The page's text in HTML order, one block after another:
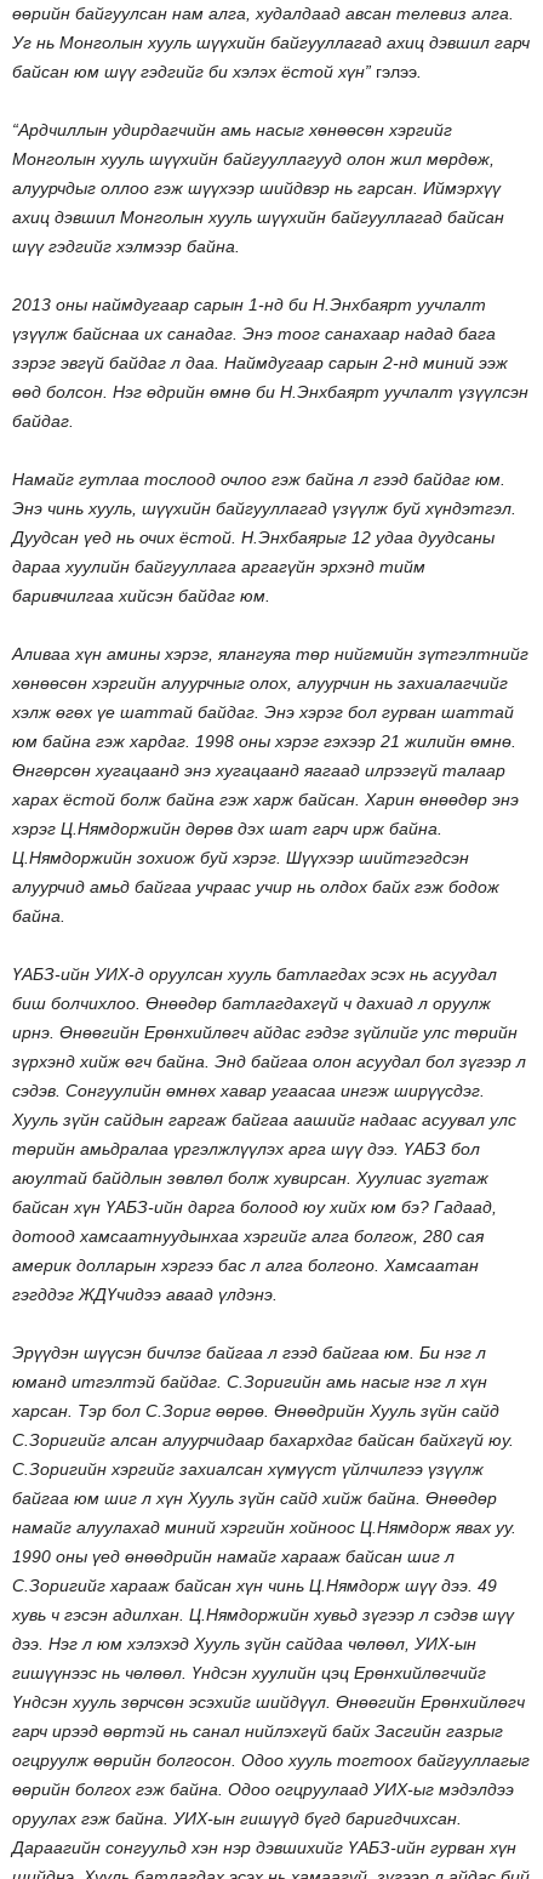
өөрийн байгуулсан нам алга, худалдаад авсан телевиз алга.
Уг нь Монголын хууль шүүхийн байгууллагад ахиц дэвшил гарч
байсан юм шүү гэдгийг би хэлэх ёстой хүн” гэлээ.
“Ардчиллын удирдагчийн амь насыг хөнөөсөн хэргийг
Монголын хууль шүүхийн байгууллагууд олон жил мөрдөж,
алуурчдыг оллоо гэж шүүхээр шийдвэр нь гарсан. Иймэрхүү
ахиц дэвшил Монголын хууль шүүхийн байгууллагад байсан
шүү гэдгийг хэлмээр байна.
2013 оны наймдугаар сарын 1-нд би Н.Энхбаярт уучлалт
үзүүлж байснаа их санадаг. Энэ тоог санахаар надад бага
зэрэг эвгүй байдаг л даа. Наймдугаар сарын 2-нд миний ээж
өөд болсон. Нэг өдрийн өмнө би Н.Энхбаярт уучлалт үзүүлсэн
байдаг.
Намайг гутлаа тослоод очлоо гэж байна л гээд байдаг юм.
Энэ чинь хууль, шүүхийн байгууллагад үзүүлж буй хүндэтгэл.
Дуудсан үед нь очих ёстой. Н.Энхбаярыг 12 удаа дуудсаны
дараа хуулийн байгууллага аргагүйн эрхэнд тийм
баривчилгаа хийсэн байдаг юм.
Аливаа хүн амины хэрэг, ялангуяа төр нийгмийн зүтгэлтнийг
хөнөөсөн хэргийн алуурчныг олох, алуурчин нь захиалагчийг
хэлж өгөх үе шаттай байдаг. Энэ хэрэг бол гурван шаттай
юм байна гэж хардаг. 1998 оны хэрэг гэхээр 21 жилийн өмнө.
Өнгөрсөн хугацаанд энэ хугацаанд яагаад илрээгүй талаар
харах ёстой болж байна гэж харж байсан. Харин өнөөдөр энэ
хэрэг Ц.Нямдоржийн дөрөв дэх шат гарч ирж байна.
Ц.Нямдоржийн зохиож буй хэрэг. Шүүхээр шийтгэгдсэн
алуурчид амьд байгаа учраас учир нь олдох байх гэж бодож
байна.
ҮАБЗ-ийн УИХ-д оруулсан хууль батлагдах эсэх нь асуудал
биш болчихлоо. Өнөөдөр батлагдахгүй ч дахиад л оруулж
ирнэ. Өнөөгийн Ерөнхийлөгч айдас гэдэг зүйлийг улс төрийн
зүрхэнд хийж өгч байна. Энд байгаа олон асуудал бол зүгээр л
сэдэв. Сонгуулийн өмнөх хавар угаасаа ингэж ширүүсдэг.
Хууль зүйн сайдын гаргаж байгаа аашийг надаас асуувал улс
төрийн амьдралаа үргэлжлүүлэх арга шүү дээ. ҮАБЗ бол
аюултай байдлын зөвлөл болж хувирсан. Хуулиас зугтаж
байсан хүн ҮАБЗ-ийн дарга болоод юу хийх юм бэ? Гадаад,
дотоод хамсаатнуудынхаа хэргийг алга болгож, 280 сая
америк долларын хэргээ бас л алга болгоно. Хамсаатан
гэгддэг ЖДҮчидээ аваад үлдэнэ.
Эрүүдэн шүүсэн бичлэг байгаа л гээд байгаа юм. Би нэг л
юманд итгэлтэй байдаг. С.Зоригийн амь насыг нэг л хүн
харсан. Тэр бол С.Зориг өөрөө. Өнөөдрийн Хууль зүйн сайд
С.Зоригийг алсан алуурчидаар бахархдаг байсан байхгүй юу.
С.Зоригийн хэргийг захиалсан хүмүүст үйлчилгээ үзүүлж
байгаа юм шиг л хүн Хууль зүйн сайд хийж байна. Өнөөдөр
намайг алуулахад миний хэргийн хойноос Ц.Нямдорж явах уу.
1990 оны үед өнөөдрийн намайг харааж байсан шиг л
С.Зоригийг харааж байсан хүн чинь Ц.Нямдорж шүү дээ. 49
хувь ч гэсэн адилхан. Ц.Нямдоржийн хувьд зүгээр л сэдэв шүү
дээ. Нэг л юм хэлэхэд Хууль зүйн сайдаа чөлөөл, УИХ-ын
гишүүнээс нь чөлөөл. Үндсэн хуулийн цэц Ерөнхийлөгчийг
Үндсэн хууль зөрчсөн эсэхийг шийдүүл. Өнөөгийн Ерөнхийлөгч
гарч ирээд өөртэй нь санал нийлэхгүй байх Засгийн газрыг
огцруулж өөрийн болгосон. Одоо хууль тогтоох байгууллагыг
өөрийн болгох гэж байна. Одоо огцруулаад УИХ-ыг мэдэлдээ
оруулах гэж байна. УИХ-ын гишүүд бүгд баригдчихсан.
Дараагийн сонгуульд хэн нэр дэвшихийг ҮАБЗ-ийн гурван хүн